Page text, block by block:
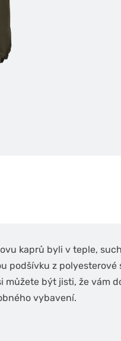
kaprů byli v teple,
podšívku z polyesterové
můžete být jisti, že vám
vybavení.